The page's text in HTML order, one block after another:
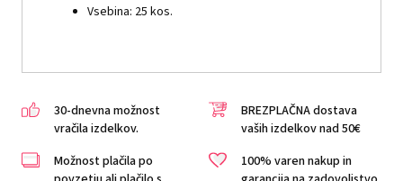
Vsebina: 25 kos.
30-dnevna možnost
vračila izdelkov.
BREZPLAČNA dostava
vaših izdelkov nad 50€
Možnost plačila po
100% varen nakup in